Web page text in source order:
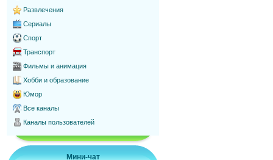
Развлечения
Сериалы
Спорт
Транспорт
Фильмы и анимация
Хобби и образование
Юмор
Все каналы
Каналы пользователей
Мини-чат